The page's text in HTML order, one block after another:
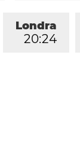
Londra
20:24